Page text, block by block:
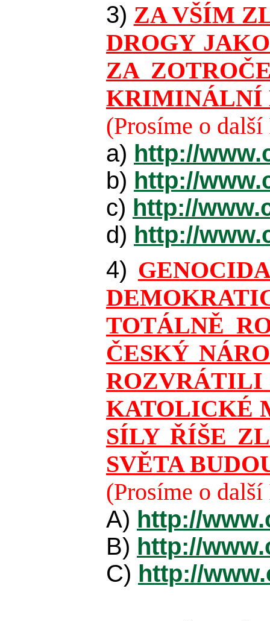
3) ZA VŠÍM
DROGY
ZA
KRIMINÁLNÍ
(Prosíme o
a) http://
b) http://
c) http://
d) http://
4)
TOTÁLNĚ
ČESKÝ
KATOLICKÉ
SÍLY ŘÍŠE
SVĚTA
(Prosíme o
A) http://
B) http://
C) http://